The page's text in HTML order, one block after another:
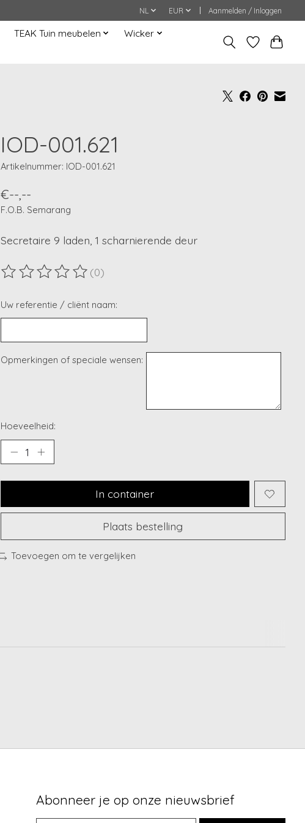
NL EUR Aanmelden / Inloggen
TEAK Tuin meubelen
Wicker
IOD-001.621
Artikelnummer: IOD-001.621
€--,--
F.O.B. Semarang
Secretaire 9 laden, 1 scharnierende deur
De beoordeling van dit product is
(0)
Uw referentie / cliënt naam:
Opmerkingen of speciale wensen:
Hoeveelheid:
In container
Plaats bestelling
Toevoegen om te vergelijken
Abonneer je op onze nieuwsbrief